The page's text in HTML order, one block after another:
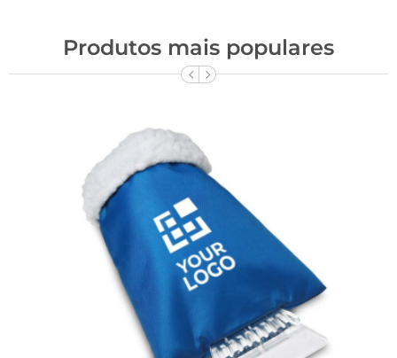
Produtos mais populares